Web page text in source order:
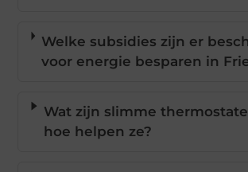
Welke subsidies zijn er
voor energie besparen in
Wat zijn slimme
hoe helpen ze?